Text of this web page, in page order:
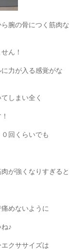
腕の骨につく筋肉な
ん！
力が入る感覚がな
しまい全く
回くらいでも
が強くなりすぎると
めないように
♪
クササイズは